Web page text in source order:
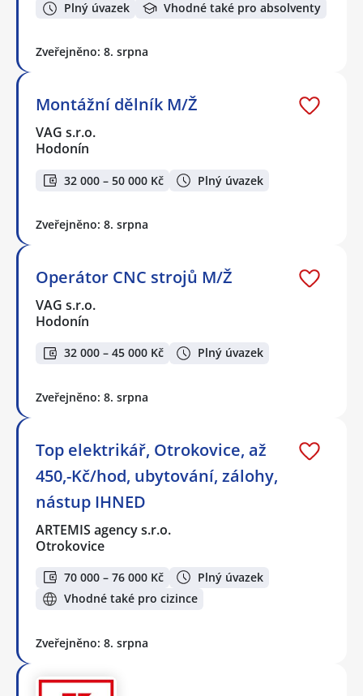
Plný úvazek Vhodné také pro absolventy
Zveřejněno: 8. srpna
Montážní dělník M/Ž
VAG s.r.o.
Hodonín
32 000 – 50 000 Kč Plný úvazek
Zveřejněno: 8. srpna
Operátor CNC strojů M/Ž
VAG s.r.o.
Hodonín
32 000 – 45 000 Kč Plný úvazek
Zveřejněno: 8. srpna
Top elektrikář, Otrokovice, až
450,-Kč/hod, ubytování, zálohy,
nástup IHNED
ARTEMIS agency s.r.o.
Otrokovice
70 000 – 76 000 Kč
Plný úvazek
Vhodné také pro cizince
Zveřejněno: 8. srpna